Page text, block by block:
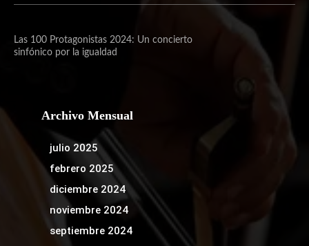
Las 100 Protagonistas 2024: Un concierto
sinfónico por la igualdad
Archivo Mensual
julio 2025
febrero 2025
diciembre 2024
noviembre 2024
septiembre 2024